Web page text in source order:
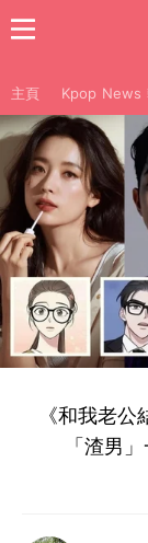
主頁 Kpop News
《和我老
「渣男